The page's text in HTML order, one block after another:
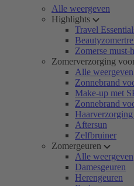
Alle weergeven
Highlights
Travel
Zomerse must-
Zomerverzorging
Alle weergeven
Zonnebrand
Make-up met
Zonnebrand
Aftersun
Zelfbruiner
Zomergeuren
Alle weergeven
Damesgeuren
Herengeuren